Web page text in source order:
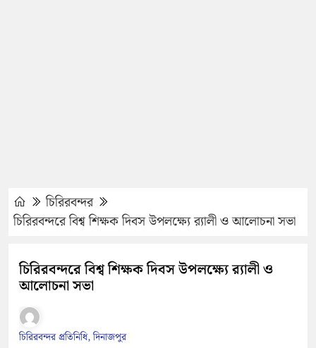
চিরিরবন্দর
চিরিরবন্দরে বিশ্ব শিক্ষক দিবস উপলক্ষ্যে র‌্যালী ও আলোচনা সভা
চিরিরবন্দরে বিশ্ব শিক্ষক দিবস উপলক্ষ্যে র‌্যালী ও
আলোচনা সভা
চিরিরবন্দর প্রতিনিধি, দিনাজপুর